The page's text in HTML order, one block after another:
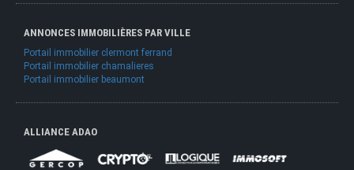
ANNONCES IMMOBILIÈRES PAR VILLE
Portail immobilier clermont ferrand
Portail immobilier chamalieres
Portail immobilier beaumont
ALLIANCE ADAO